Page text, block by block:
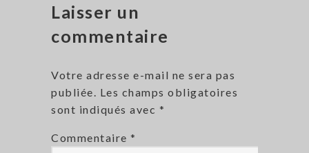
Laisser un
commentaire
Votre adresse e-mail ne sera pas
publiée.
Les champs obligatoires
sont indiqués avec *
Commentaire *